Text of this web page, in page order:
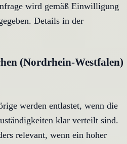
wird gemäß Einwilligung
Details in der
(Nordrhein-Westfalen)
werden entlastet, wenn die
klar verteilt sind.
relevant, wenn ein hoher